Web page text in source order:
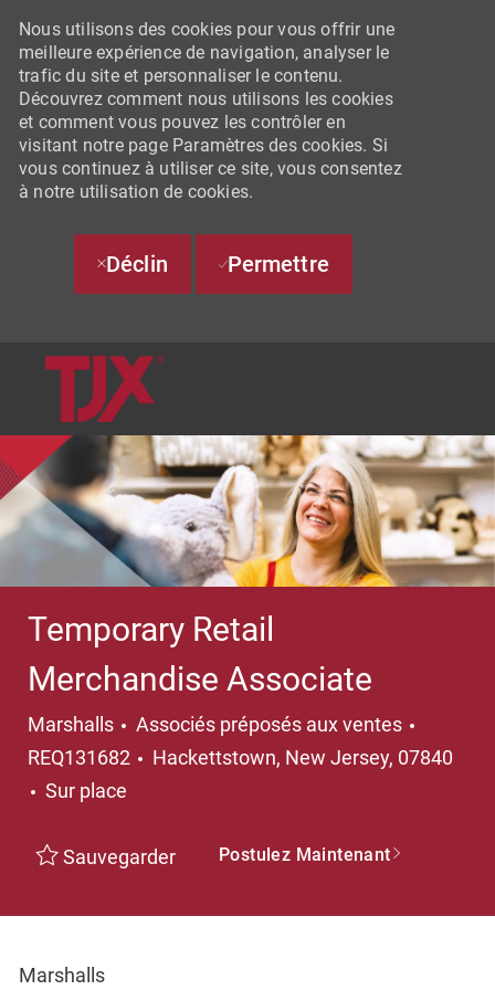
SKIP TO MAIN CONTENT
Nous utilisons des cookies pour vous offrir une
meilleure expérience de navigation, analyser le
trafic du site et personnaliser le contenu.
Découvrez comment nous utilisons les cookies
et comment vous pouvez les contrôler en
visitant notre page Paramètres des cookies. Si
vous continuez à utiliser ce site, vous consentez
à notre utilisation de cookies.
Déclin Permettre
Temporary Retail
Merchandise Associate
Marshalls Catégorie
Associés préposés aux ventes
REQ131682
Emplacement
Hackettstown, New Jersey, 07840
Sur place
Sauvegarder Postulez Maintenant
Marshalls